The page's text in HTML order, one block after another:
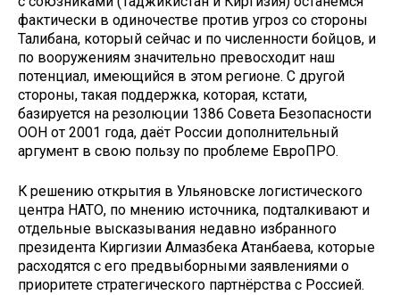
фактически в одиночестве против угроз со стороны
Талибана, который сейчас и по численности бойцов, и
по вооружениям значительно превосходит наш
потенциал, имеющийся в этом регионе. С другой
стороны, такая поддержка, которая, кстати,
базируется на резолюции 1386 Совета Безопасности
ООН от 2001 года, даёт России дополнительный
аргумент в свою пользу по проблеме ЕвроПРО.
К решению открытия в Ульяновске логистического
центра НАТО, по мнению источника, подталкивают и
отдельные высказывания недавно избранного
президента Киргизии Алмазбека Атанбаева, которые
расходятся с его предвыборными заявлениями о
приоритете стратегического партнёрства с Россией.